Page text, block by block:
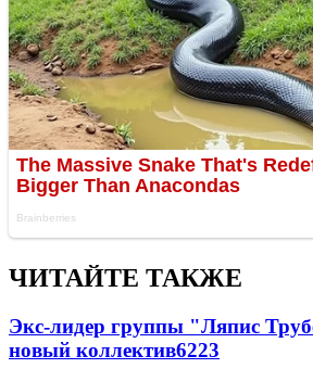
ЧИТАЙТЕ ТАКЖЕ
Экс-лидер группы "Ляпис
новый коллектив6223